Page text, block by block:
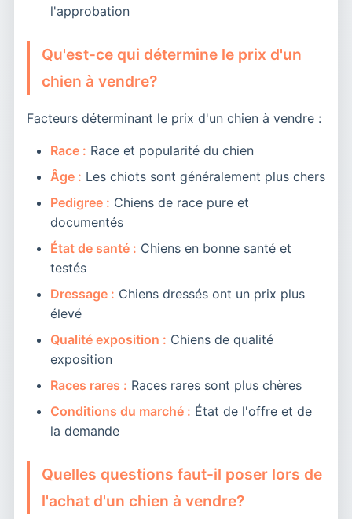
l'approbation
Qu'est-ce qui détermine le prix d'un
chien à vendre?
Facteurs déterminant le prix d'un chien à vendre :
Race : Race et popularité du chien
Âge : Les chiots sont généralement plus chers
Pedigree : Chiens de race pure et
documentés
État de santé : Chiens en bonne santé et
testés
Dressage : Chiens dressés ont un prix plus
élevé
Qualité exposition : Chiens de qualité
exposition
Races rares : Races rares sont plus chères
Conditions du marché : État de l'offre et de
la demande
Quelles questions faut-il poser lors de
l'achat d'un chien à vendre?